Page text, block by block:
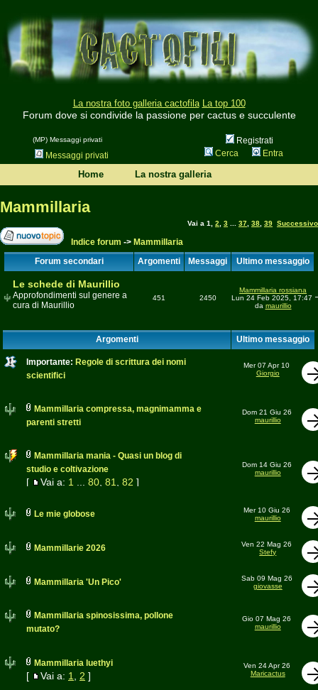
La nostra foto galleria cactofila La top 100
Forum dove si condivide la passione per cactus e succulente
(MP) Messaggi privati
Registrati
Messaggi privati
Cerca Entra
Home La nostra galleria
Mammillaria
Vai a 1 2 3 37 38 39 Successivo
Indice forum -> Mammillaria
Forum secondari
Argomenti Messaggi Ultimo messaggio
Le schede di Maurillio
Approfondimenti sul genere a
cura di Maurillio
451 2450
Mammillaria rossiana
Lun 24 Feb 2025, 17:47
da maurillio
Argomenti Ultimo messaggio
Importante: Regole di scrittura dei nomi
scientifici
Mer 07 Apr 10
Giorgio
Mammillaria compressa, magnimamma e
parenti stretti
Dom 21 Giu 26
maurillio
Mammillaria mania - Quasi un blog di
studio e coltivazione
[ Vai a: 1 80, 81 82 ]
Dom 14 Giu 26
maurillio
Le mie globose
Mer 10 Giu 26
maurillio
Mammillarie 2026
Ven 22 Mag 26
Stefy
Mammillaria 'Un Pico'
Sab 09 Mag 26
giovasse
Mammillaria spinosissima, pollone
mutato?
Gio 07 Mag 26
maurillio
Mammillaria luethyi
[ Vai a: 1 2 ]
Ven 24 Apr 26
Maricactus